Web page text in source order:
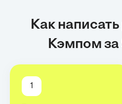
Как
Кэмпом за
1